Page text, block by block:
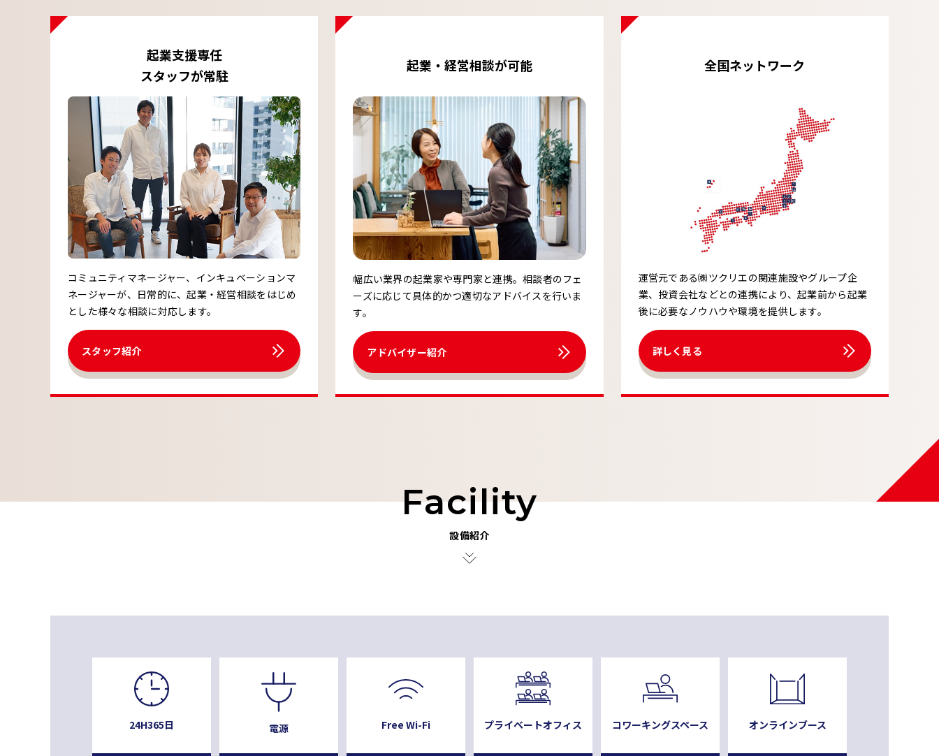
起業支援専任
スタッフが常駐
コミュニティマネージャー、インキュベーションマ
ネージャーが、日常的に、起業・経営相談をはじめ
とした様々な相談に対応します。
スタッフ紹介
起業・経営相談が可能
幅広い業界の起業家や専門家と連携。相談者のフェ
ーズに応じて具体的かつ適切なアドバイスを行いま
す。
アドバイザー紹介
全国ネットワーク
運営元である㈱ツクリエの関連施設やグループ企
業、投資会社などとの連携により、起業前から起業
後に必要なノウハウや環境を提供します。
詳しく見る
Facility
設備紹介
24H365日 電源 Free Wi-Fi プライベートオフィス コワーキングスペース オンラインブース